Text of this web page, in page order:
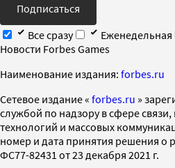
Подписаться
Все сразу
Еженедельная
Новости Forbes Games
Наименование издания: forbes.ru
Cетевое издание « forbes.ru »
службой по надзору в сфере
технологий и массовых
номер и дата принятия решения о
ФС77-82431 от 23 декабря 2021 г.